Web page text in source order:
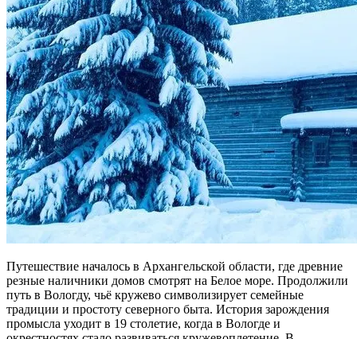
Путешествие началось в Архангельской области, где древние
резные наличники домов смотрят на Белое море. Продолжили
путь в Вологду, чьё кружево символизирует семейные
традиции и простоту северного быта. История зарождения
промысла уходит в 19 столетие, когда в Вологде и